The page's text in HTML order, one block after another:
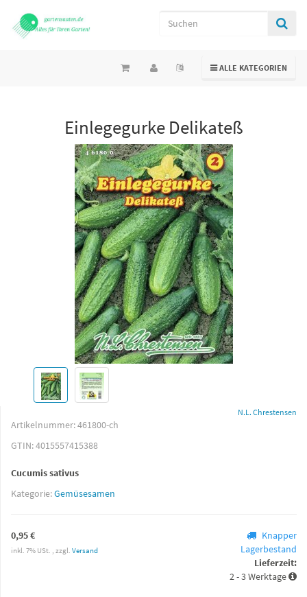
TOGGLE NAVIGATION
ALLE KATEGORIEN
Einlegegurke Delikateß
N.L. Chrestensen
Artikelnummer:461800-ch
GTIN:4015557415388
Cucumis sativus
Kategorie:Gemüsesamen
0,95 €
inkl. 7% USt. , zzgl. Versand
Knapper
Lagerbestand
Lieferzeit:
2 - 3 Werktage